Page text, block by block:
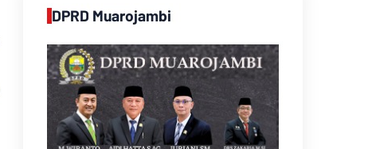
DPRD Muarojambi